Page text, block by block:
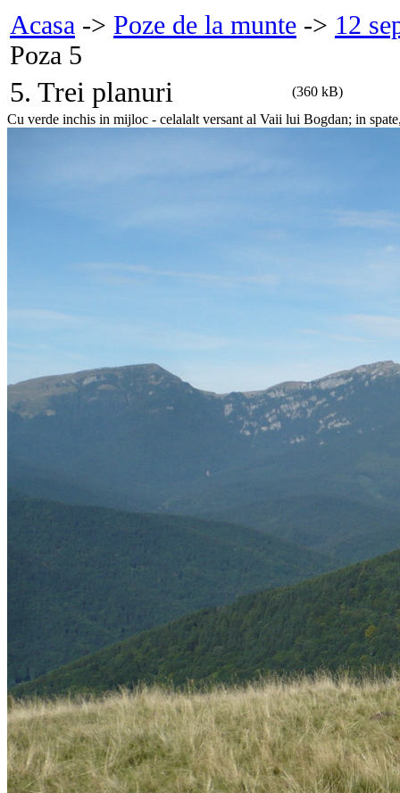
Acasa -> Poze de la munte -> 12
Poza 5
5. Trei planuri
(360 kB)
Cu verde inchis in mijloc - celalalt versant al Vaii lui Bogdan; in